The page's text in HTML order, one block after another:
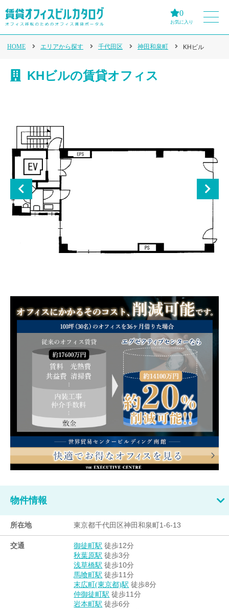
0
お気に入り
HOME エリアから探す 千代田区 神田和泉町 KHビル
KHビルの賃貸オフィス
物件情報
所在地 東京都千代田区神田和泉町1-6-13
交通 御徒町駅 徒歩12分
秋葉原駅 徒歩3分
浅草橋駅 徒歩10分
馬喰町駅 徒歩11分
末広町(東京都)駅 徒歩8分
仲御徒町駅 徒歩11分
岩本町駅 徒歩6分